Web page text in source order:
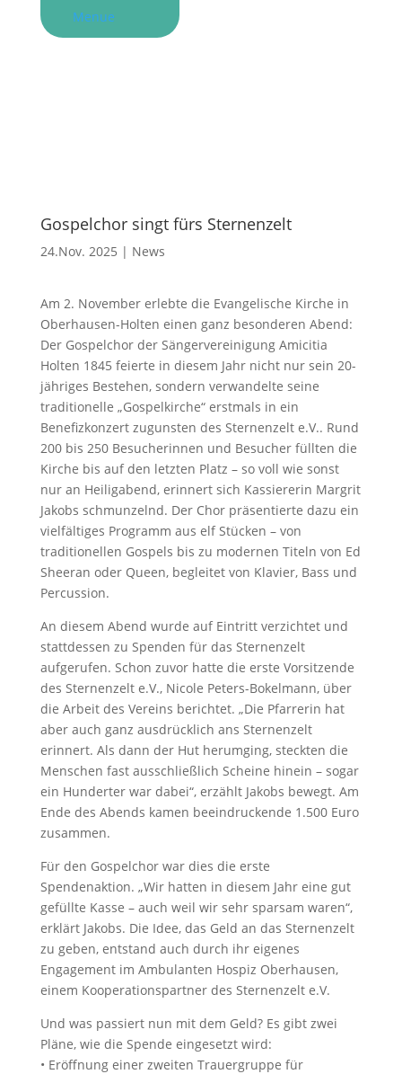
Menue
Gospelchor singt fürs Sternenzelt
24.Nov. 2025 | News
Am 2. November erlebte die Evangelische Kirche in
Oberhausen-Holten einen ganz besonderen Abend:
Der Gospelchor der Sängervereinigung Amicitia
Holten 1845 feierte in diesem Jahr nicht nur sein 20-
jähriges Bestehen, sondern verwandelte seine
traditionelle „Gospelkirche“ erstmals in ein
Benefizkonzert zugunsten des Sternenzelt e.V.. Rund
200 bis 250 Besucherinnen und Besucher füllten die
Kirche bis auf den letzten Platz – so voll wie sonst
nur an Heiligabend, erinnert sich Kassiererin Margrit
Jakobs schmunzelnd. Der Chor präsentierte dazu ein
vielfältiges Programm aus elf Stücken – von
traditionellen Gospels bis zu modernen Titeln von Ed
Sheeran oder Queen, begleitet von Klavier, Bass und
Percussion.
An diesem Abend wurde auf Eintritt verzichtet und
stattdessen zu Spenden für das Sternenzelt
aufgerufen. Schon zuvor hatte die erste Vorsitzende
des Sternenzelt e.V., Nicole Peters-Bokelmann, über
die Arbeit des Vereins berichtet. „Die Pfarrerin hat
aber auch ganz ausdrücklich ans Sternenzelt
erinnert. Als dann der Hut herumging, steckten die
Menschen fast ausschließlich Scheine hinein – sogar
ein Hunderter war dabei“, erzählt Jakobs bewegt. Am
Ende des Abends kamen beeindruckende 1.500 Euro
zusammen.
Für den Gospelchor war dies die erste
Spendenaktion. „Wir hatten in diesem Jahr eine gut
gefüllte Kasse – auch weil wir sehr sparsam waren“,
erklärt Jakobs. Die Idee, das Geld an das Sternenzelt
zu geben, entstand auch durch ihr eigenes
Engagement im Ambulanten Hospiz Oberhausen,
einem Kooperationspartner des Sternenzelt e.V.
Und was passiert nun mit dem Geld? Es gibt zwei
Pläne, wie die Spende eingesetzt wird:
• Eröffnung einer zweiten Trauergruppe für